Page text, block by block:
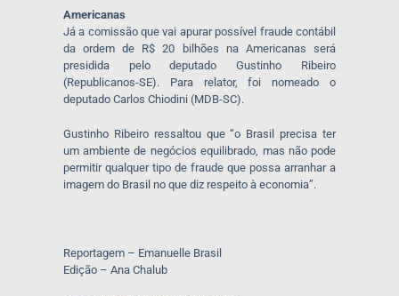
Americanas
Já a comissão que vai apurar possível fraude contábil
da ordem de R$ 20 bilhões na Americanas será
presidida pelo deputado Gustinho Ribeiro
(Republicanos-SE). Para relator, foi nomeado o
deputado Carlos Chiodini (MDB-SC).
Gustinho Ribeiro ressaltou que “o Brasil precisa ter
um ambiente de negócios equilibrado, mas não pode
permitir qualquer tipo de fraude que possa arranhar a
imagem do Brasil no que diz respeito à economia”.
Reportagem – Emanuelle Brasil
Edição – Ana Chalub